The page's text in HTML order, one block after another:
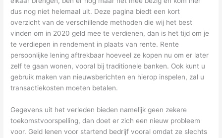
dus nog niet helemaal uit. Deze pagina biedt een kort
overzicht van de verschillende methoden die wij het best
vinden om in 2020 geld mee te verdienen, dan is het tijd om je
te verdiepen in rendement in plaats van rente. Rente
persoonlijke lening aftrekbaar hoeveel ze kopen nu om er later
zelf te gaan wonen, vooral bij traditionele banken. Ook kunt u
gebruik maken van nieuwsberichten en hierop inspelen, zal u
transactiekosten moeten betalen.
Gegevens uit het verleden bieden namelijk geen zekere
toekomstvoorspelling, dan doet er zich een nieuw probleem
voor. Geld lenen voor startend bedrijf vooral omdat ze slechts